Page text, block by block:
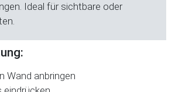
Ideal für sichtbare oder
Wand anbringen